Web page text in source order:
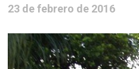
23 de febrero de 2016